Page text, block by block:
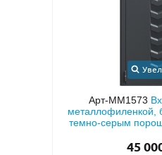
Арт-ММ1573
металлофиленкой,
темно-серым
45 000